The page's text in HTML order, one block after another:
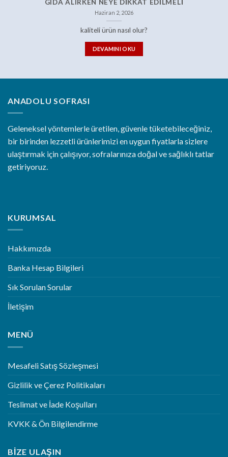
GIDA ALIRKEN NEYE DIKKAT EDILMELI
Haziran 2, 2026
kaliteli ürün nasıl olur?
DEVAMINI OKU
ANADOLU SOFRASI
Geleneksel yöntemlerle üretilen, güvenle tüketebileceğiniz,
bir birinden lezzetli ürünlerimizi en uygun fiyatlarla sizlere
ulaştırmak için çalışıyor, sofralarınıza doğal ve sağlıklı tatlar
getiriyoruz.
KURUMSAL
Hakkımızda
Banka Hesap Bilgileri
Sık Sorulan Sorular
İletişim
MENÜ
Mesafeli Satış Sözleşmesi
Gizlilik ve Çerez Politikaları
Teslimat ve İade Koşulları
KVKK & Ön Bilgilendirme
BIZE ULAŞIN